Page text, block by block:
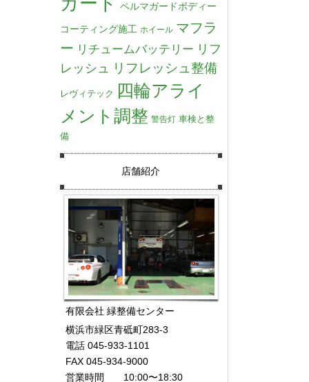
ペルマガードボディー
コーティング施工 ホイール マフラ
ー リチュームバッテリー リフ
レッシュ
リフレッシュ整備
レヴィテック 四輪アライ
メント調整 警告灯 車検と整
備
店舗紹介
有限会社 緑整備センター
横浜市緑区青砥町283-3
電話 045-933-1101
FAX 045-934-9000
営業時間 10:00〜18:30